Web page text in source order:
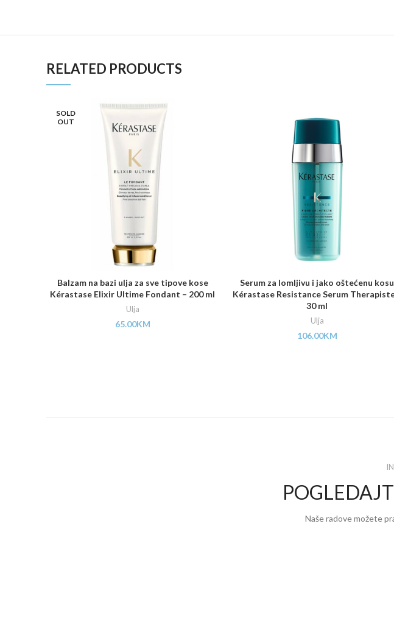
RELATED PRODUCTS
SOLD
OUT
Balzam na bazi ulja za sve tipove kose
Kérastase Elixir Ultime Fondant – 200 ml
Ulja
65.00KM
Serum za lomljivu i jako oštećenu kosu
Kérastase Resistance Serum
30 ml
Ulja
106.00KM
Naše radove možete